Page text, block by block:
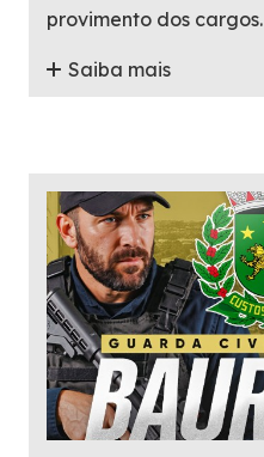
provimento dos cargos.
Saiba mais